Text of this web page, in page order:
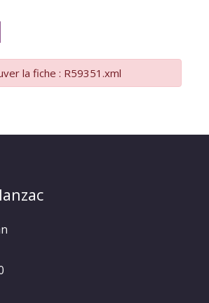
la fiche : R59351.xml